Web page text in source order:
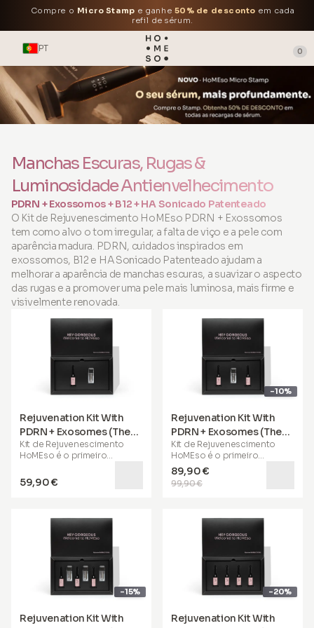
Compre o Micro Stamp e ganhe 50% de desconto em cada
refil de sérum.
PT 0
Manchas Escuras, Rugas &
Luminosidade Antienvelhecimento
PDRN + Exossomos + B12 + HA Sonicado Patenteado
O Kit de Rejuvenescimento HoMEso PDRN + Exossomos
tem como alvo o tom irregular, a falta de viço e a pele com
aparência madura. PDRN, cuidados inspirados em
exossomos, B12 e HA Sonicado Patenteado ajudam a
melhorar a aparência de manchas escuras, a suavizar o aspecto
das rugas e a promover uma pele mais luminosa, mais firme e
visivelmente renovada.
Rejuvenation Kit With
PDRN + Exosomes (The
Signature Treatment)
Kit de Rejuvenescimento
HoMEso é o primeiro
microagulhamento
cuidadosamente
microagulhamento é o
tratamento profissional mais
eficaz e popular,
normalmente realizado por
esteticistas e profissionais
experientes para
rejuvenescer a pele.
Funciona criando
microcanais na pele, que
59,90 €
-10%
Rejuvenation Kit With
PDRN + Exosomes (The
Complete Treatment)
Kit de Rejuvenescimento
HoMEso é o primeiro
tratamento de
microagulhamento
cuidadosamente
microagulhamento é o
tratamento profissional mais
eficaz e popular,
normalmente realizado por
esteticistas e profissionais
experientes para
rejuvenescer a pele.
Funciona criando
microcanais na pele, que
99,90 €
89,90 €
-15%
Rejuvenation Kit With
-20%
Rejuvenation Kit With